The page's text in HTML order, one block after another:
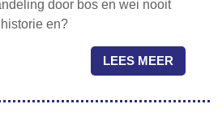
door bos en wei nooit
en?
LEES MEER